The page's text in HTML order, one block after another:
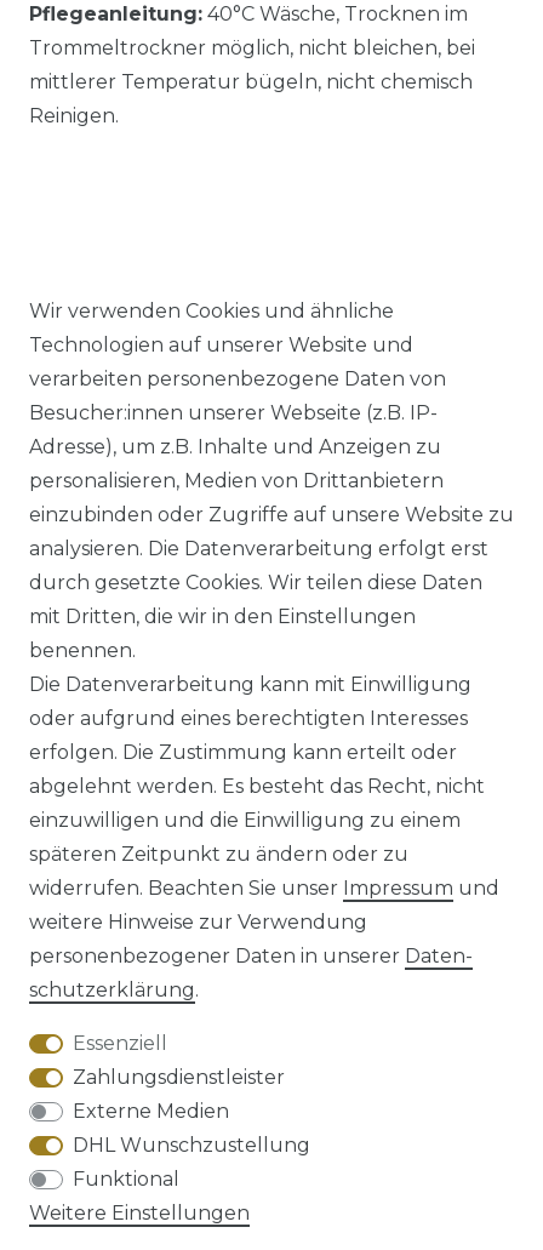
Pflegeanleitung: 40°C Wäsche, Trocknen im
Trommeltrockner möglich, nicht bleichen, bei
mittlerer Temperatur bügeln, nicht chemisch
Reinigen.
Ähnlicher Artikel
Casa Moda - Comfort Fit -
Bügelfreies Herren Business
kurzarm Hemd verschiedene
Farben (008070)
UVP 49,99 €
ab 47,99 € *
Impressum Daten­schutz­erklärung
AGB Barrierefreiheitserklärung
Widerrufs­recht
Wir verwenden Cookies und ähnliche
Technologien auf unserer Website und
verarbeiten personenbezogene Daten von
Besucher:innen unserer Webseite (z.B. IP-
Adresse), um z.B. Inhalte und Anzeigen zu
personalisieren, Medien von Drittanbietern
einzubinden oder Zugriffe auf unsere Website zu
analysieren. Die Datenverarbeitung erfolgt erst
durch gesetzte Cookies. Wir teilen diese Daten
mit Dritten, die wir in den Einstellungen
benennen.
Die Datenverarbeitung kann mit Einwilligung
oder aufgrund eines berechtigten Interesses
erfolgen. Die Zustimmung kann erteilt oder
abgelehnt werden. Es besteht das Recht, nicht
einzuwilligen und die Einwilligung zu einem
späteren Zeitpunkt zu ändern oder zu
widerrufen. Beachten Sie unser Impressum und
weitere Hinweise zur Verwendung
personenbezogener Daten in unserer Daten­
schutz­erklärung.
Essenziell
Zahlungsdienstleister
Externe Medien
DHL Wunschzustellung
Funktional
Weitere Einstellungen